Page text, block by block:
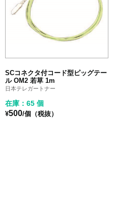
SCコネクタ付コード型ピッグテー
ル OM2 若草 1m
日本テレガートナー
在庫：65 個
¥500/個（税抜）